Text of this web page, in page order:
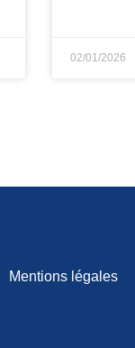
02/01/2026
Mentions légales